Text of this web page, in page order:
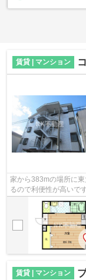
賃貸 | マンション
家から383mの場所に
るので利便性が高いで
いポイントですね。こ
賃貸 | マンション